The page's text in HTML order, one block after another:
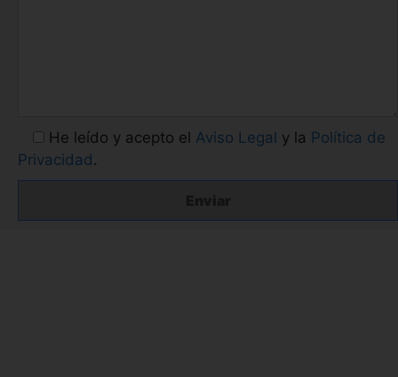
He leído y acepto el Aviso Legal y la Política de
Privacidad .